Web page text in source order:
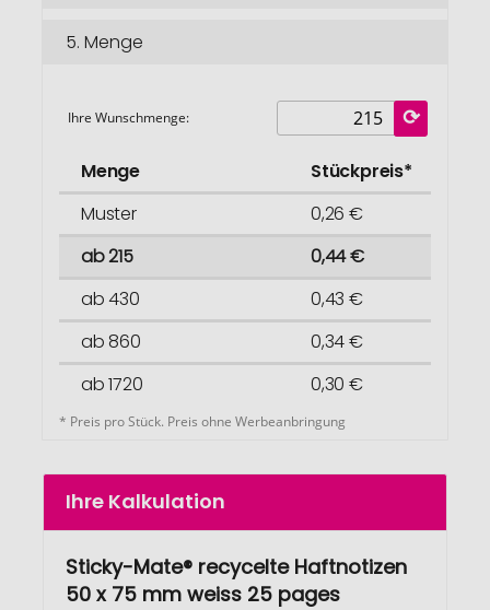
5. Menge
Ihre Wunschmenge:
Menge
Stückpreis*
Muster
0,26 €
ab 215
0,44 €
ab 430
0,43 €
ab 860
0,34 €
ab 1720
0,30 €
* Preis pro Stück. Preis ohne Werbeanbringung
Ihre Kalkulation
Sticky-Mate® recycelte Haftnotizen
50 x 75 mm weiss 25 pages